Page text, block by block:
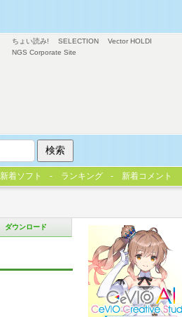
ダウンロード
ちょい読み! SELECTION
Vector HOLDI
NGS Corporate Site
新着ソフト ランキング 新着コメント